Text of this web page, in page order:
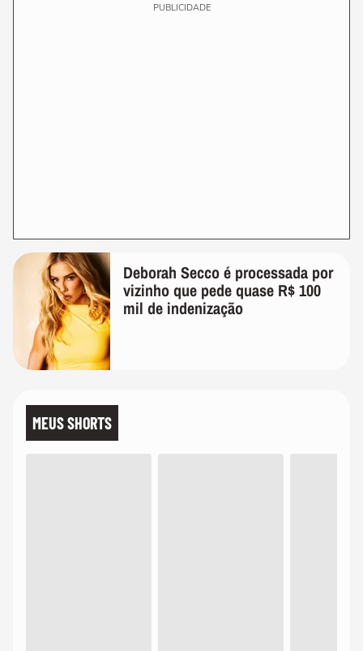
PUBLICIDADE
Deborah Secco é processada por
vizinho que pede quase R$ 100
mil de indenização
MEUS SHORTS